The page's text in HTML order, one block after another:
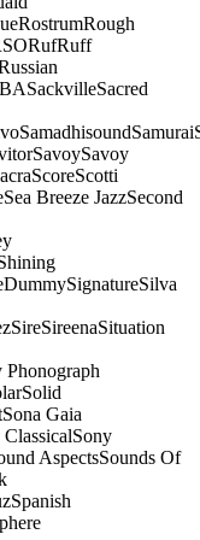
RostrumRough
RufRuff
SackvilleSacred
SamadhisoundSamurai
SavoySavoy
ScoreScotti
Sea Breeze JazzSecond
SignatureSilva
SireSireenaSituation
Solid
Sona Gaia
ClassicalSony
AspectsSounds Of
Spanish